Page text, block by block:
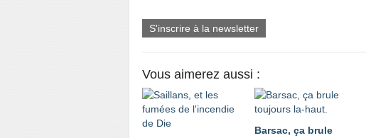
S'inscrire à la newsletter
Vous aimerez aussi :
Barsac, ça brule